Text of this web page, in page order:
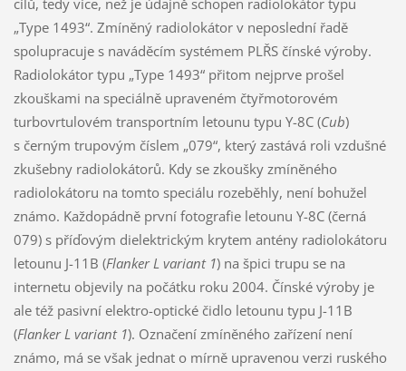
cílů, tedy více, než je údajně schopen radiolokátor typu
„Type 1493“. Zmíněný radiolokátor v neposlední řadě
spolupracuje s naváděcím systémem PLŘS čínské výroby.
Radiolokátor typu „Type 1493“ přitom nejprve prošel
zkouškami na speciálně upraveném čtyřmotorovém
turbovrtulovém transportním letounu typu Y-8C (Cub)
s černým trupovým číslem „079“, který zastává roli vzdušné
zkušebny radiolokátorů. Kdy se zkoušky zmíněného
radiolokátoru na tomto speciálu rozeběhly, není bohužel
známo. Každopádně první fotografie letounu Y-8C (černá
079) s příďovým dielektrickým krytem antény radiolokátoru
letounu J-11B (Flanker L variant 1) na špici trupu se na
internetu objevily na počátku roku 2004. Čínské výroby je
ale též pasivní elektro-optické čidlo letounu typu J-11B
(Flanker L variant 1). Označení zmíněného zařízení není
známo, má se však jednat o mírně upravenou verzi ruského